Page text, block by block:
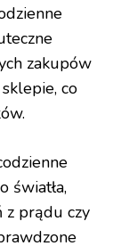
zakupów
co
światła,
z prądu czy